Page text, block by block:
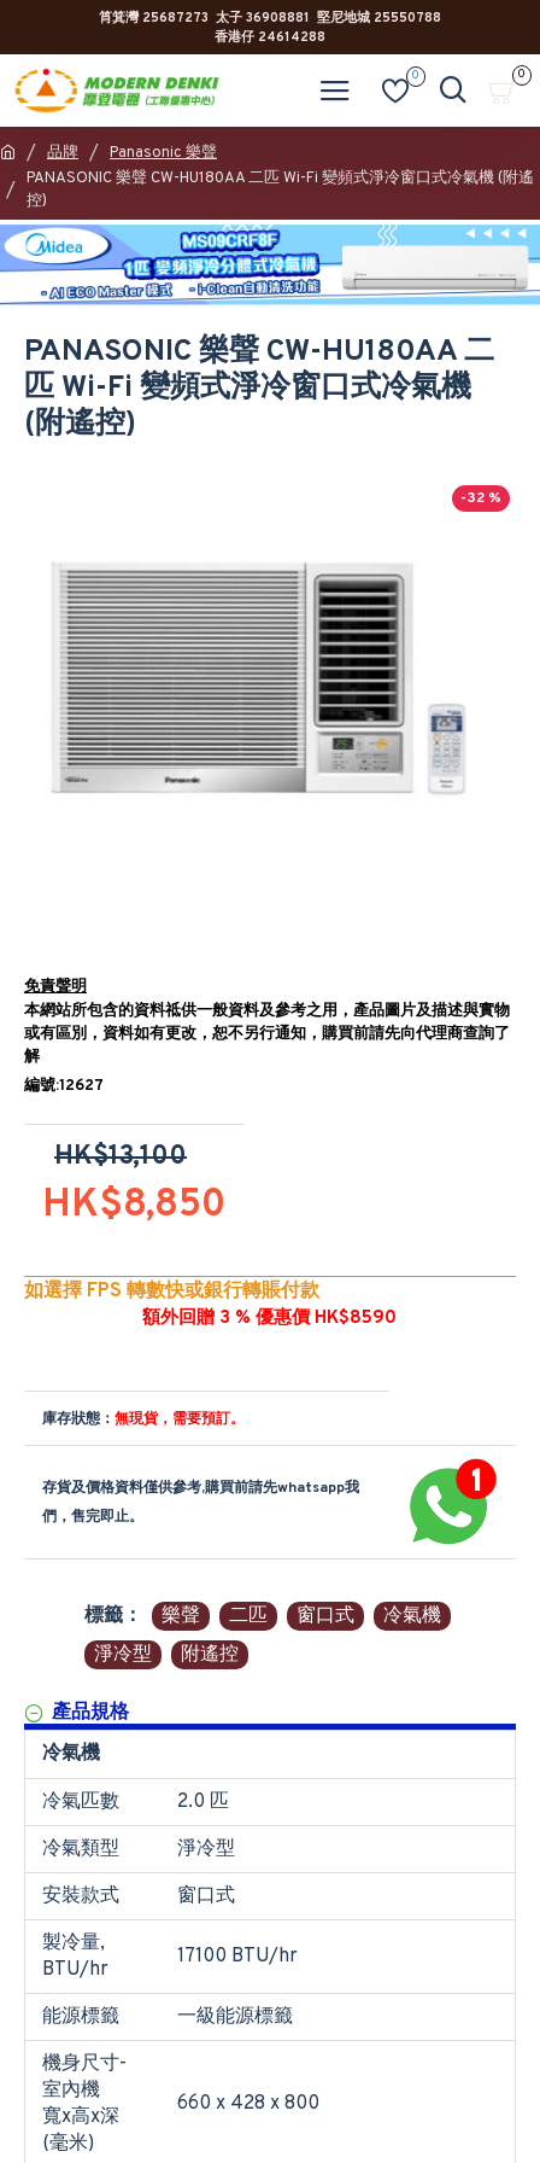
筲箕灣 25687273 太子 36908881 堅尼地城 25550788
香港仔 24614288
0 0
品牌
Panasonic 樂聲
PANASONIC 樂聲 CW-HU180AA 二匹 Wi-Fi 變頻式淨冷窗口式冷氣機 (附遙
控)
PANASONIC 樂聲 CW-HU180AA 二
匹 Wi-Fi 變頻式淨冷窗口式冷氣機
(附遙控)
-32 %
免責聲明
本網站所包含的資料祗供一般資料及參考之用，產品圖片及描述與實物
或有區別，資料如有更改，恕不另行通知，購買前請先向代理商查詢了
解
編號:12627
HK$8,850
HK$13,100
如選擇 FPS 轉數快或銀行轉賬付款
額外回贈 3 % 優惠價 HK$8590
庫存狀態： 無現貨，需要預訂。
存貨及價格資料僅供參考,購買前請先whatsapp我
們，售完即止。
標籤： 樂聲 二匹 窗口式
冷氣機
淨冷型
附遙控
產品規格
冷氣機
冷氣匹數
2.0 匹
冷氣類型
淨冷型
安裝款式
窗口式
製冷量,
BTU/hr
17100 BTU/hr
能源標籤
一級能源標籤
機身尺寸-
室內機
寬x高x深
(毫米)
660 x 428 x 800